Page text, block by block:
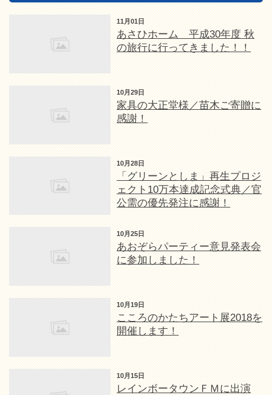
11月01日
あさひホーム 平成30年度 秋
の旅行に行ってきました！！
10月29日
家具の大正堂様／苗木ご寄贈に
感謝！
10月28日
「グリーンとしま」再生プロジ
ェクト10万本達成記念式典／官
公需の優先発注に感謝！
10月25日
あおぞらパーティー意見発表会
に参加しました！
10月19日
こころのかたちアート展2018を
開催します！
10月15日
レインボータウンＦＭに出演